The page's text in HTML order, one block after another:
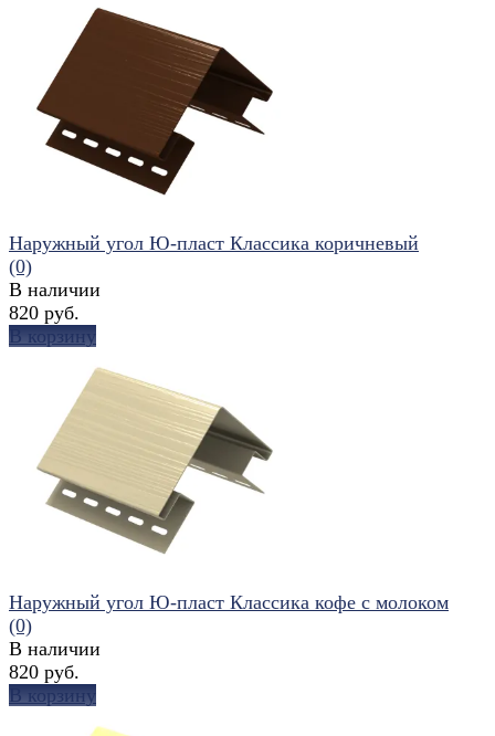
избранное
избранное
Наружный угол Ю-пласт Классика коричневый
(0)
В наличии
820 руб.
В корзину
Наружный угол Ю-пласт Классика кофе с молоком
(0)
В наличии
820 руб.
В корзину